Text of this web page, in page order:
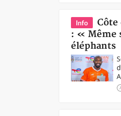
Info
Côte
: « Même
éléphants